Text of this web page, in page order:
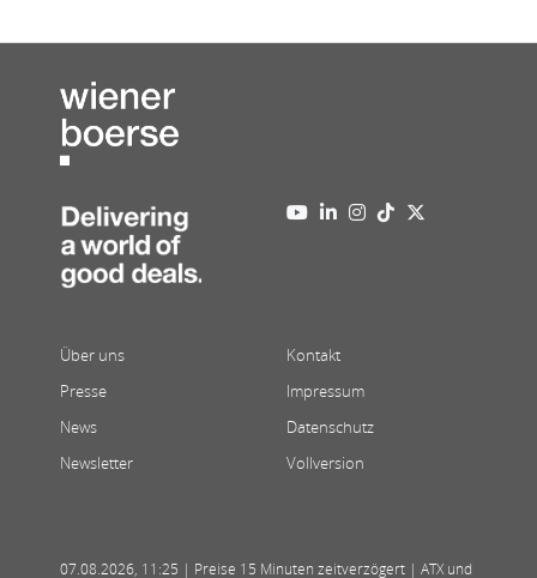
Über uns
Presse
News
Newsletter
Kontakt
Impressum
Datenschutz
Vollversion
07.08.2026, 11:25 | Preise 15 Minuten zeitverzögert | ATX und